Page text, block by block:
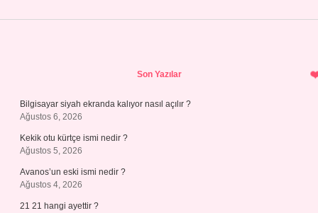
Son Yazılar
Bilgisayar siyah ekranda kalıyor nasıl açılır ?
Ağustos 6, 2026
Kekik otu kürtçe ismi nedir ?
Ağustos 5, 2026
Avanos’un eski ismi nedir ?
Ağustos 4, 2026
21 21 hangi ayettir ?